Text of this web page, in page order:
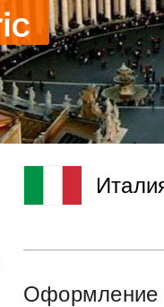
Оформление